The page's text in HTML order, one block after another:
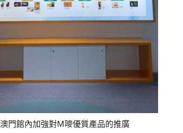
澳門館內加強對M嘜優質產品的推廣